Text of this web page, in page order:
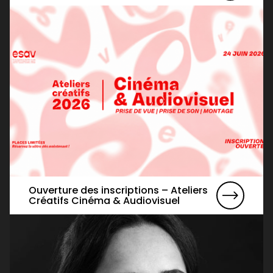
Ouverture des inscriptions – Ateliers
Créatifs Cinéma & Audiovisuel